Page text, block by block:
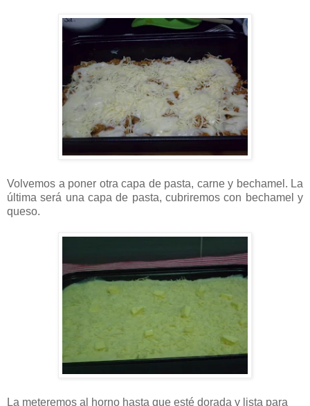
Volvemos a poner otra capa de pasta, carne y bechamel. La
última será una capa de pasta, cubriremos con bechamel y
queso.
La meteremos al horno hasta que esté dorada y lista para